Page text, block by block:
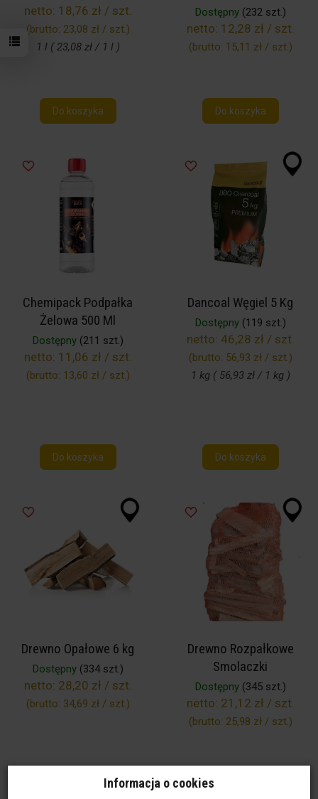
netto: 18,76 zł / szt.
(brutto: 23,08 zł / szt.)
1 l ( 23,08 zł / 1 l )
Do koszyka
Dostępny(232 szt.)
netto: 12,28 zł / szt.
(brutto: 15,11 zł / szt.)
Do koszyka
Chemipack Podpałka
Żelowa 500 Ml
Dostępny(211 szt.)
netto: 11,06 zł / szt.
(brutto: 13,60 zł / szt.)
Do koszyka
Dancoal Węgiel 5 Kg
Dostępny(119 szt.)
netto: 46,28 zł / szt.
(brutto: 56,93 zł / szt.)
1 kg ( 56,93 zł / 1 kg )
Do koszyka
Drewno Opałowe 6 kg
Dostępny(334 szt.)
netto: 28,20 zł / szt.
(brutto: 34,69 zł / szt.)
Drewno Rozpałkowe
Smolaczki
Dostępny(345 szt.)
netto: 21,12 zł / szt.
(brutto: 25,98 zł / szt.)
Informacja o cookies